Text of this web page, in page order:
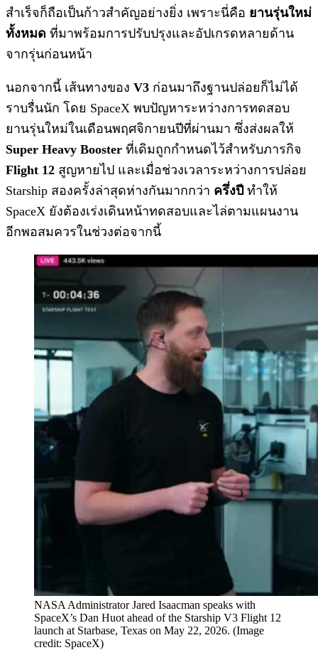
สำเร็จก็ถือเป็นก้าวสำคัญอย่างยิ่ง เพราะนี่คือ ยานรุ่นใหม่
ทั้งหมด ที่มาพร้อมการปรับปรุงและอัปเกรดหลายด้าน
จากรุ่นก่อนหน้า
นอกจากนี้ เส้นทางของ V3 ก่อนมาถึงฐานปล่อยก็ไม่ได้
ราบรื่นนัก โดย SpaceX พบปัญหาระหว่างการทดสอบ
ยานรุ่นใหม่ในเดือนพฤศจิกายนปีที่ผ่านมา ซึ่งส่งผลให้
Super Heavy Booster ที่เดิมถูกกำหนดไว้สำหรับภารกิจ
Flight 12 สูญหายไป และเมื่อช่วงเวลาระหว่างการปล่อย
Starship สองครั้งล่าสุดห่างกันมากกว่า ครึ่งปี ทำให้
SpaceX ยังต้องเร่งเดินหน้าทดสอบและไล่ตามแผนงาน
อีกพอสมควรในช่วงต่อจากนี้
NASA Administrator Jared Isaacman speaks with
SpaceX’s Dan Huot ahead of the Starship V3 Flight 12
launch at Starbase, Texas on May 22, 2026. (Image
credit: SpaceX)